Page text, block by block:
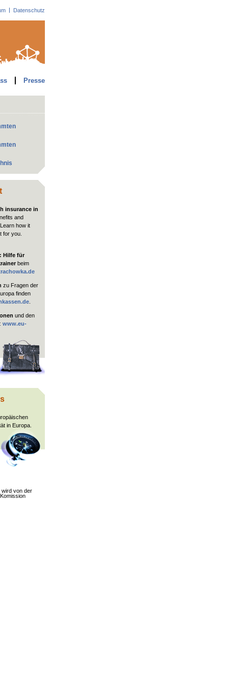
Presse
Datenschutz
insurance in
and
how it
for you.
Hilfe für
beim
zu Fragen der
finden
und den
www.eu-
in Europa.
wird von der